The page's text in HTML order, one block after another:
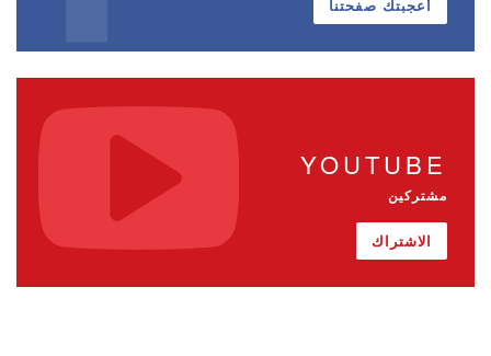
أعجبتك صفحتنا
YOUTUBE
مشتركين
الاشتراك